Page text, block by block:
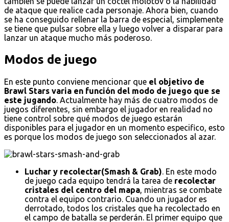
de ataque que realice cada personaje. Ahora bien, cuando
se ha conseguido rellenar la barra de especial, simplemente
se tiene que pulsar sobre ella y luego volver a disparar para
lanzar un ataque mucho más poderoso.
Modos de juego
En este punto conviene mencionar que el objetivo de
Brawl Stars varia en función del modo de juego que se
este jugando. Actualmente hay más de cuatro modos de
juegos diferentes, sin embargo el jugador en realidad no
tiene control sobre qué modos de juego estarán
disponibles para el jugador en un momento especifico, esto
es porque los modos de juego son seleccionados al azar.
Luchar y recolectar(Smash & Grab). En este modo
de juego cada equipo tendrá la tarea de recolectar
cristales del centro del mapa, mientras se combate
contra el equipo contrario. Cuando un jugador es
derrotado, todos los cristales que ha recolectado en
el campo de batalla se perderán. El primer equipo que